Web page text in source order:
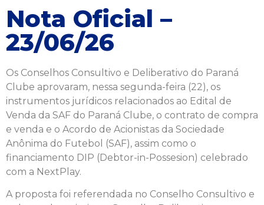
Nota Oficial –
23/06/26
Os Conselhos Consultivo e Deliberativo do Paraná
Clube aprovaram, nessa segunda-feira (22), os
instrumentos jurídicos relacionados ao Edital de
Venda da SAF do Paraná Clube, o contrato de compra
e venda e o Acordo de Acionistas da Sociedade
Anônima do Futebol (SAF), assim como o
financiamento DIP (Debtor-in-Possesion) celebrado
com a NextPlay.
A proposta foi referendada no Conselho Consultivo e